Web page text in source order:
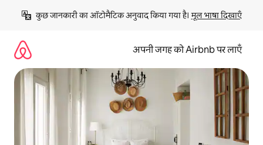
छोड़कर
कॉन्टेंट
कुछ जानकारी का ऑटोमैटिक अनुवाद किया गया है। मूल भाषा दिखाएँ
अपनी जगह को Airbnb पर लाएँ